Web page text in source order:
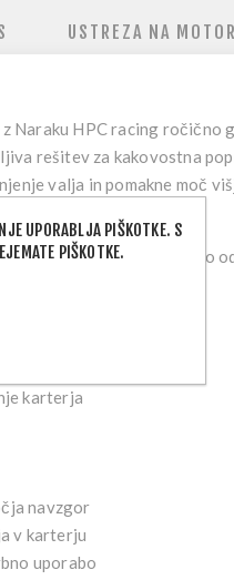
USTREZA NA
z Naraku HPC racing ročično
rešitev za kakovostna
valja in pomakne moč
poveča le minimalno, zato
karterja
navzgor
v karterju
uporabo
UPORABLJA PIŠKOTKE. S
PIŠKOTKE.